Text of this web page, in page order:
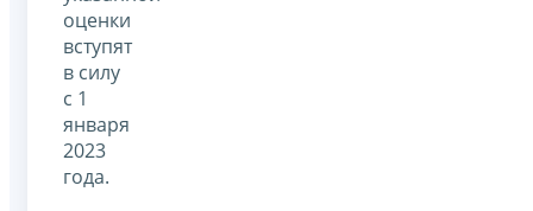
оценки
вступят
в силу
с 1
января
2023
года.